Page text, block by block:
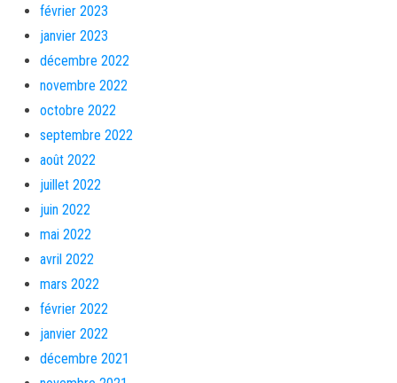
février 2023
janvier 2023
décembre 2022
novembre 2022
octobre 2022
septembre 2022
août 2022
juillet 2022
juin 2022
mai 2022
avril 2022
mars 2022
février 2022
janvier 2022
décembre 2021